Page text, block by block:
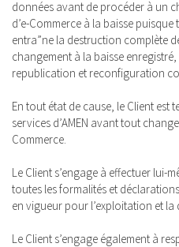
données avant de procéder à un
d’e-Commerce à la baisse
entra”ne la destruction complète
changement à la baisse
republication et reconfiguration
En tout état de cause, le Client est
services d’AMEN avant tout
Commerce.
Le Client s’engage à effectuer lui-
toutes les formalités et
en vigueur pour l’exploitation et
Le Client s’engage également à